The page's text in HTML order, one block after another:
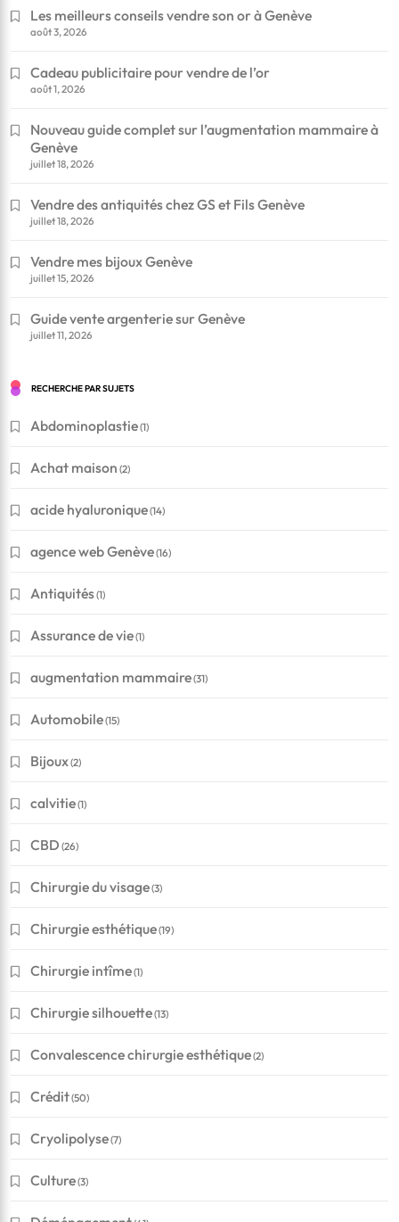
Les meilleurs conseils vendre son or à Genève
août 3, 2026
Cadeau publicitaire pour vendre de l’or
août 1, 2026
Nouveau guide complet sur l’augmentation mammaire à
Genève
juillet 18, 2026
Vendre des antiquités chez GS et Fils Genève
juillet 18, 2026
Vendre mes bijoux Genève
juillet 15, 2026
Guide vente argenterie sur Genève
juillet 11, 2026
RECHERCHE PAR SUJETS
Abdominoplastie(1)
Achat maison (2)
acide hyaluronique(14)
agence web Genève(16)
Antiquités(1)
Assurance de vie(1)
augmentation mammaire(31)
Automobile(15)
Bijoux(2)
calvitie(1)
CBD (26)
Chirurgie du visage(3)
Chirurgie esthétique(19)
Chirurgie intîme(1)
Chirurgie silhouette(13)
Convalescence chirurgie esthétique(2)
Crédit(50)
Cryolipolyse(7)
Culture(3)